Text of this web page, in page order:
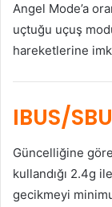
Angel Mode’a
uçtuğu uçuş
hareketlerine
IBUS/
Güncelliğine göre
kullandığı 2.4g
gecikmeyi